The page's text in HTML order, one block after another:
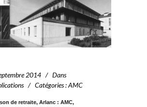
2014
Dans
Catégories:AMC
de retraite, Arlanc : AMC,